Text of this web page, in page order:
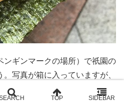
ンギンマークの場所）で祇園の
写真が箱に入っていますが、
の場で食べたい旨、伝えればそ
すめは抹茶味です。京都で抹茶